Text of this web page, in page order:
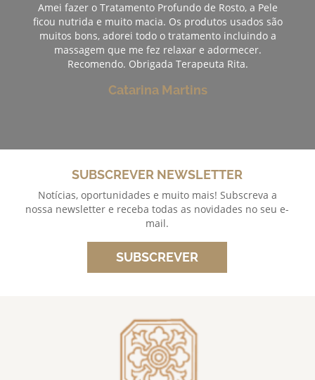
Amei fazer o Tratamento Profundo de Rosto, a Pele
ficou nutrida e muito macia. Os produtos usados são
muitos bons, adorei todo o tratamento incluindo a
massagem que me fez relaxar e adormecer.
Recomendo. Obrigada Terapeuta Rita.
Catarina Martins
SUBSCREVER NEWSLETTER
Notícias, oportunidades e muito mais! Subscreva a
nossa newsletter e receba todas as novidades no seu e-
mail.
SUBSCREVER